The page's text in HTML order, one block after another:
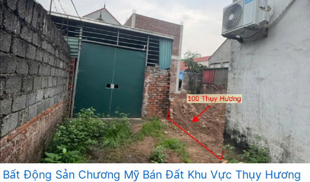
Bất Động Sản Chương Mỹ Bán Đất Khu Vực Thụy Hương